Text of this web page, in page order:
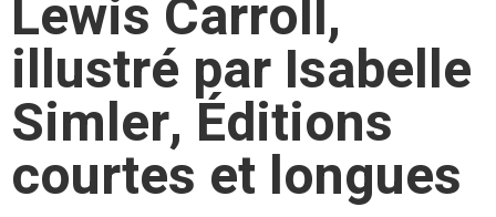
Lewis Carroll,
illustré par Isabelle
Simler, Éditions
courtes et longues